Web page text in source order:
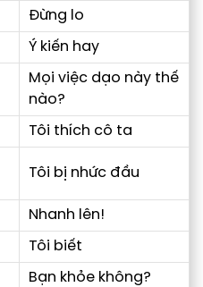
Đừng lo
Ý kiến hay
Mọi việc dạo này thế
nào?
Tôi thích cô ta
Tôi bị nhức đầu
Nhanh lên!
Tôi biết
Bạn khỏe không?